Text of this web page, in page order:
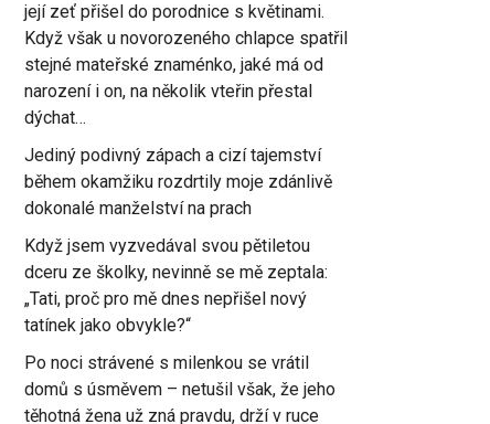
její zeť přišel do porodnice s květinami.
Když však u novorozeného chlapce spatřil
stejné mateřské znaménko, jaké má od
narození i on, na několik vteřin přestal
dýchat…
Jediný podivný zápach a cizí tajemství
během okamžiku rozdrtily moje zdánlivě
dokonalé manželství na prach
Když jsem vyzvedával svou pětiletou
dceru ze školky, nevinně se mě zeptala:
„Tati, proč pro mě dnes nepřišel nový
tatínek jako obvykle?“
Po noci strávené s milenkou se vrátil
domů s úsměvem – netušil však, že jeho
těhotná žena už zná pravdu, drží v ruce